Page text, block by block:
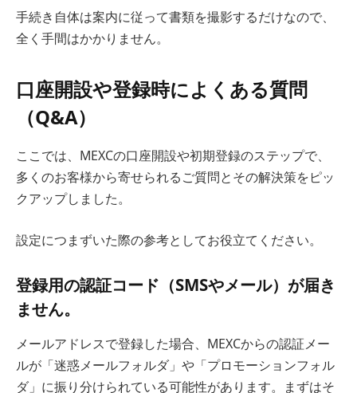
手続き自体は案内に従って書類を撮影するだけなので、
全く手間はかかりません。
口座開設や登録時によくある質問
（Q&A）
ここでは、MEXCの口座開設や初期登録のステップで、
多くのお客様から寄せられるご質問とその解決策をピッ
クアップしました。
設定につまずいた際の参考としてお役立てください。
登録用の認証コード（SMSやメール）が届き
ません。
メールアドレスで登録した場合、MEXCからの認証メー
ルが「迷惑メールフォルダ」や「プロモーションフォル
ダ」に振り分けられている可能性があります。まずはそ